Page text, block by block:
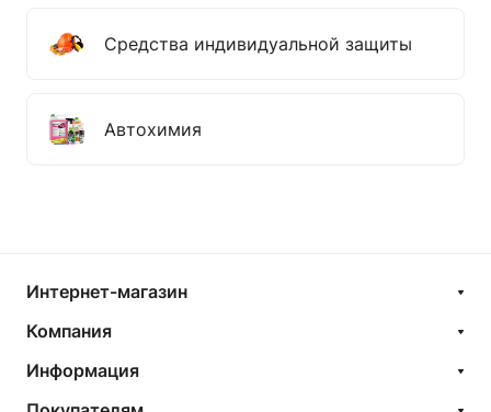
Средства индивидуальной защиты
Автохимия
Интернет-магазин
Компания
Информация